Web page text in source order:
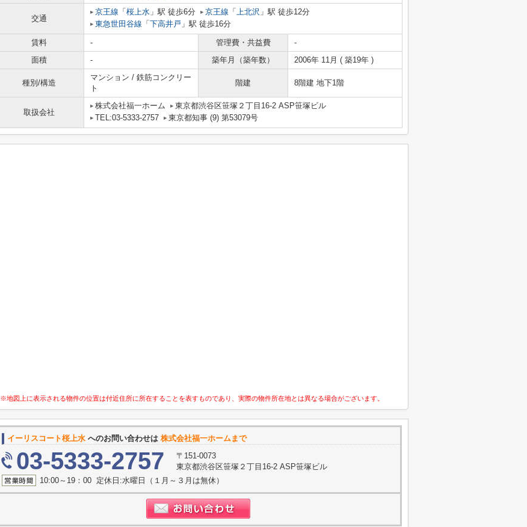
交通
京王線 「 桜上水 」駅 徒歩6分 京王線 「 上北沢 」駅 徒歩12分
東急世田谷線 「 下高井戸 」駅 徒歩16分
賃料 - 管理費・共益費
-
面積
- 築年月（築年数） 2006年 11月 ( 築19年 )
種別/構造
マンション / 鉄筋コンクリー
ト
階建 8階建 地下1階
取扱会社
株式会社福一ホーム
東京都渋谷区笹塚２丁目16-2 ASP笹塚ビル
TEL:03-5333-2757
東京都知事 (9) 第53079号
※地図上に表示される物件の位置は付近住所に所在することを表すものであり、実際の物件所在地とは異なる場合がございます。
イーリスコート桜上水 へのお問い合わせは 株式会社福一ホームまで
03-5333-2757
〒151-0073
東京都渋谷区笹塚２丁目16-2 ASP笹塚ビル
10:00～19：00 定休日:水曜日（１月～３月は無休）